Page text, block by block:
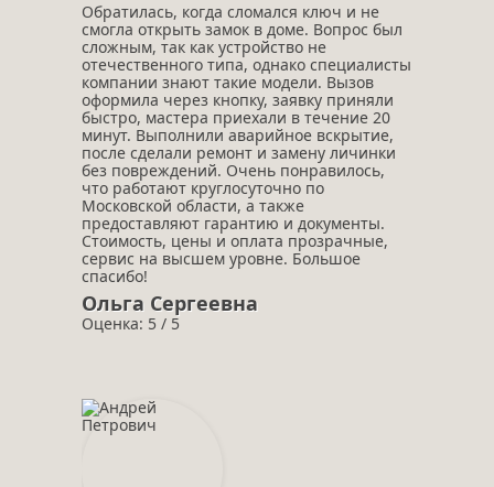
Обратилась, когда сломался ключ и не
смогла открыть замок в доме. Вопрос был
сложным, так как устройство не
отечественного типа, однако специалисты
компании знают такие модели. Вызов
оформила через кнопку, заявку приняли
быстро, мастера приехали в течение 20
минут. Выполнили аварийное вскрытие,
после сделали ремонт и замену личинки
без повреждений. Очень понравилось,
что работают круглосуточно по
Московской области, а также
предоставляют гарантию и документы.
Стоимость, цены и оплата прозрачные,
сервис на высшем уровне. Большое
спасибо!
Ольга Сергеевна
Оценка: 5 / 5